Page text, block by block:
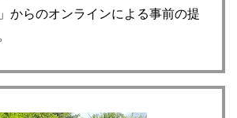
からのオンラインによる事前の提